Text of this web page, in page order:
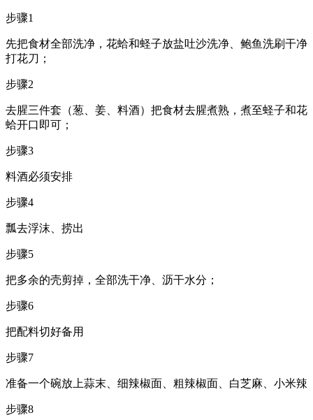
步骤1
先把食材全部洗净，花蛤和蛏子放盐吐沙洗净、鲍鱼洗刷干净
打花刀；
步骤2
去腥三件套（葱、姜、料酒）把食材去腥煮熟，煮至蛏子和花
蛤开口即可；
步骤3
料酒必须安排
步骤4
瓢去浮沫、捞出
步骤5
把多余的壳剪掉，全部洗干净、沥干水分；
步骤6
把配料切好备用
步骤7
准备一个碗放上蒜末、细辣椒面、粗辣椒面、白芝麻、小米辣
步骤8